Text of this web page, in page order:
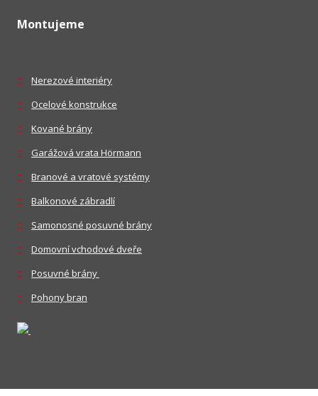
Montujeme
Nerezové interiéry
Ocelové konstrukce
Kované brány
Garážová vrata Hörmann
Branové a vratové systémy
Balkonové zábradlí
Samonosné posuvné brány
Domovní vchodové dveře
Posuvné brány
Pohony bran